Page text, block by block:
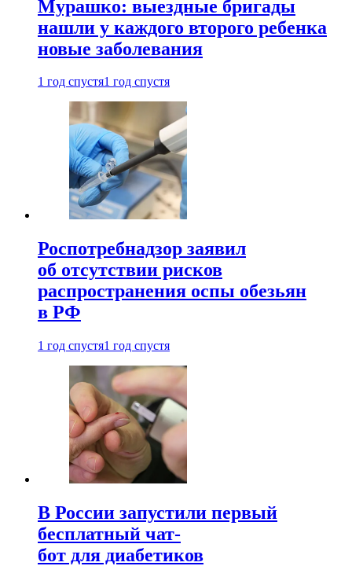
Мурашко: выездные бригады
нашли у каждого второго ребенка
новые заболевания
1 год спустя1 год спустя
Роспотребнадзор заявил
об отсутствии рисков
распространения оспы обезьян
в РФ
1 год спустя1 год спустя
В России запустили первый
бесплатный чат-
бот для диабетиков